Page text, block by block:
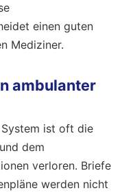
einen guten
Mediziner.
ambulanter
ist oft die
dem
verloren. Briefe
werden nicht